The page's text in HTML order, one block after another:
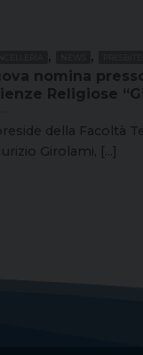
, ,
nomina
Religiose
della Facoltà
Girolami, [...]